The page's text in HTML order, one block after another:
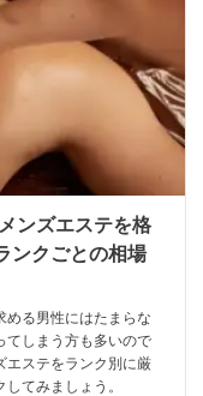
ンズエステを格
ンクごとの相場
める男性にはたまらな
てしまう方も多いので
エステをランク別に厳
てみましょう。